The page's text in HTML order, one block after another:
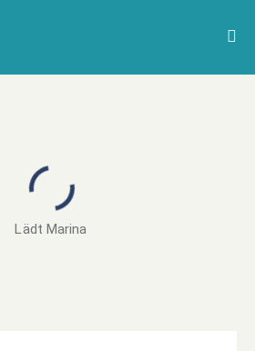
Lädt Marina